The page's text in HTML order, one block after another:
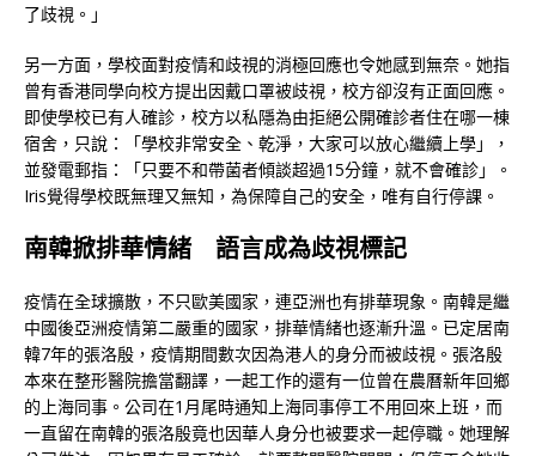
了歧視。」
另一方面，學校面對疫情和歧視的消極回應也令她感到無奈。她指
曾有香港同學向校方提出因戴口罩被歧視，校方卻沒有正面回應。
即使學校已有人確診，校方以私隱為由拒絕公開確診者住在哪一棟
宿舍，只說：「學校非常安全、乾淨，大家可以放心繼續上學」，
並發電郵指：「只要不和帶菌者傾談超過15分鐘，就不會確診」。
Iris覺得學校既無理又無知，為保障自己的安全，唯有自行停課。
南韓掀排華情緒 語言成為歧視標記
疫情在全球擴散，不只歐美國家，連亞洲也有排華現象。南韓是繼
中國後亞洲疫情第二嚴重的國家，排華情緒也逐漸升溫。已定居南
韓7年的張洛殷，疫情期間數次因為港人的身分而被歧視。張洛殷
本來在整形醫院擔當翻譯，一起工作的還有一位曾在農曆新年回鄉
的上海同事。公司在1月尾時通知上海同事停工不用回來上班，而
一直留在南韓的張洛殷竟也因華人身分也被要求一起停職。她理解